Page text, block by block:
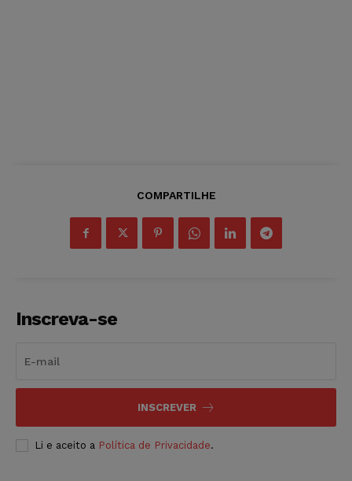
COMPARTILHE
Inscreva-se
INSCREVER
Li e aceito a Política de Privacidade.